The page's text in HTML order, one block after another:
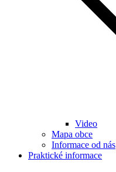
Video
Mapa obce
Informace od nás
Praktické informace